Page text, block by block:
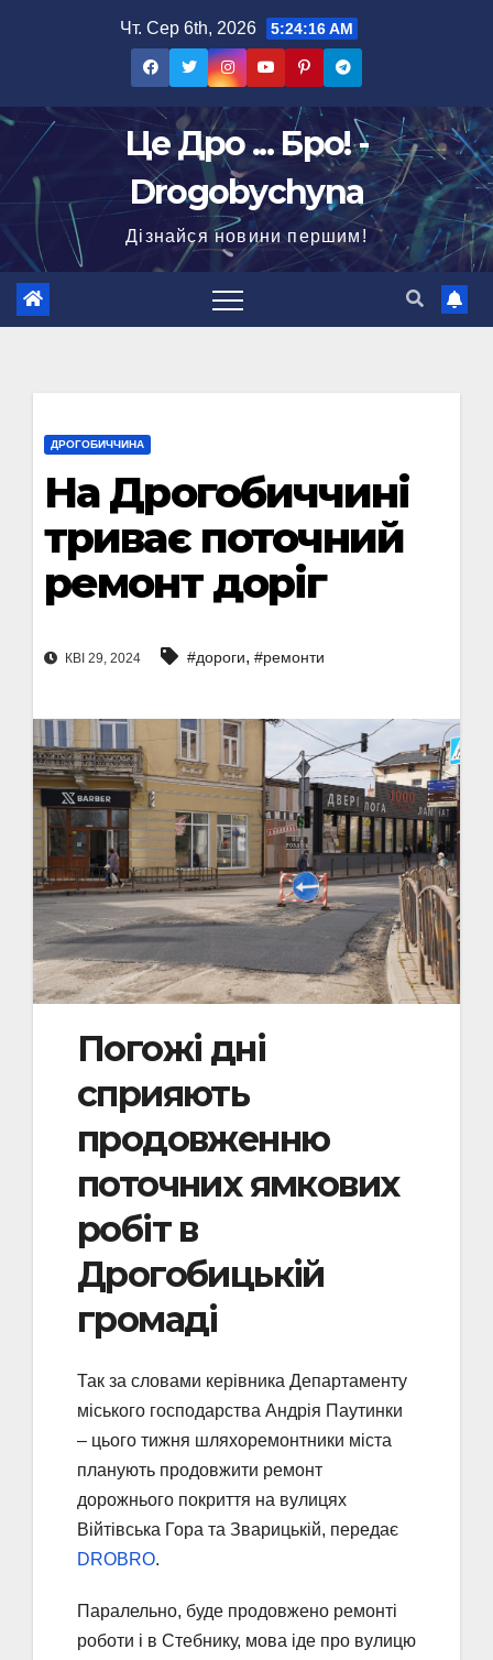
Чт. Сер 6th, 2026 5:24:17 AM
Це Дро ... Бро! -
Drogobychyna
Дізнайся новини першим!
ДРОГОБИЧЧИНА
На Дрогобиччині
триває поточний
ремонт доріг
КВІ 29, 2024 #дороги, #ремонти
Погожі дні
сприяють
продовженню
поточних ямкових
робіт в
Дрогобицькій
громаді
Так за словами керівника Департаменту
міського господарства Андрія Паутинки
– цього тижня шляхоремонтники міста
планують продовжити ремонт
дорожнього покриття на вулицях
Війтівська Гора та Зварицькій, передає
DROBRO.
Паралельно, буде продовжено ремонті
роботи і в Стебнику, мова іде про вулицю